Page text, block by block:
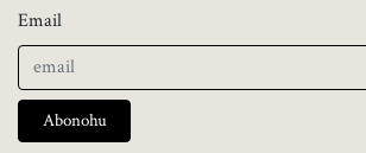
Email
Abonohu